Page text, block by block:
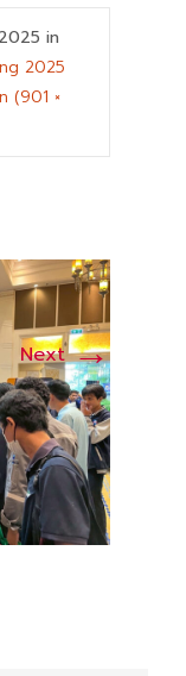
in
2025
(901 ×
Next→